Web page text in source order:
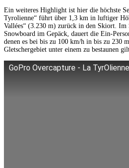
Ein weiteres Highlight ist hier die höchste
Tyrolienne“ führt über 1,3 km in luftiger
Vallées“ (3.230 m) zurück in den Skiort.
Snowboard im Gepäck, dauert die Ein-
denen es bei bis zu 100 km/h in bis zu 230
Gletschergebiet unter einem zu bestaunen
GoPro Overcapture - La